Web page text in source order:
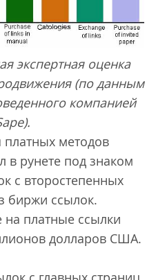
экспертная оценка
(по данным
компанией
платных методов
рунете под знаком
с второстепенных
биржи ссылок.
на платные ссылки
долларов США.